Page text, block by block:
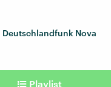
Deutschlandfunk Nova
Playlist